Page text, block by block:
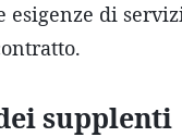
di
supplenti